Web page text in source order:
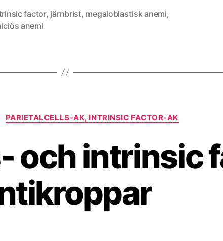
factor, järnbrist, megaloblastisk anemi,
anemi
Kategorier
PARIETALCELLS-AK, INTRINSIC FACTOR-AK
och intrinsic